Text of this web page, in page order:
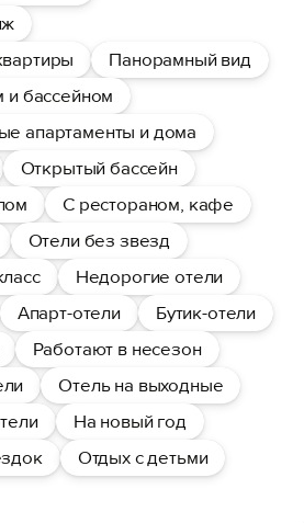
Панорамный вид
и бассейном
апартаменты и дома
Открытый бассейн
С рестораном, кафе
Отели без звезд
Недорогие отели
Апарт-отели
Бутик-отели
Работают в несезон
Отель на выходные
На новый год
Отдых с детьми